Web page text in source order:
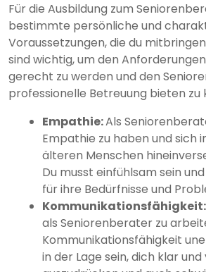
Für die Ausbildung zum
bestimmte persönliche und
Voraussetzungen, die du
sind wichtig, um den
gerecht zu werden und den
professionelle Betreuung bieten zu
Empathie:Als
Empathie zu haben und sich
älteren Menschen
Du musst einfühlsam sein
für ihre Bedürfnisse und
Kommunikationsfähigkeit:
als Seniorenberater zu
Kommunikationsfähigkeit
in der Lage sein, dich klar